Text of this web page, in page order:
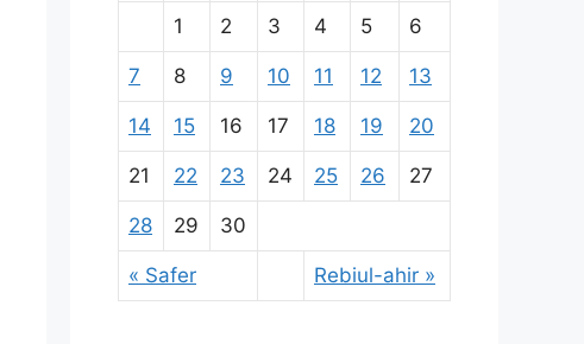
« Safer Rebiul-ahir »
1 2 3 4 5 6
7 8 9 10 11 12 13
14 15 16 17 18 19 20
21 22 23 24 25 26 27
28 29 30